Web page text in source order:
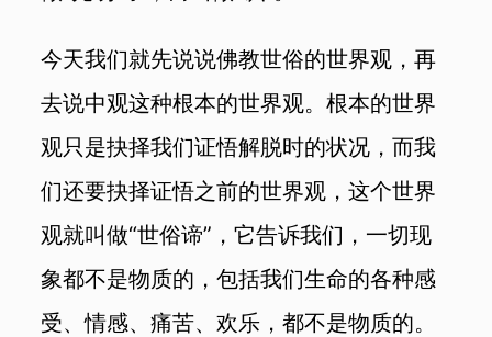
今天我们就先说说佛教世俗的世界观，再
去说中观这种根本的世界观。根本的世界
观只是抉择我们证悟解脱时的状况，而我
们还要抉择证悟之前的世界观，这个世界
观就叫做“世俗谛”，它告诉我们，一切现
象都不是物质的，包括我们生命的各种感
受、情感、痛苦、欢乐，都不是物质的。